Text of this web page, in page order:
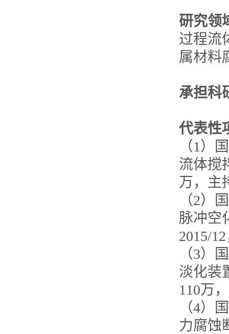
研究领
过程流
属材料
承担科
代表性
（1）
流体搅
万，主
（2）
脉冲空
2015/
（3）
淡化装
110万
（4）
力腐蚀